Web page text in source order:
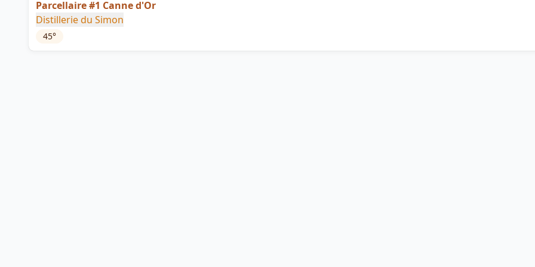
Parcellaire #1 Canne d'Or
Distillerie du Simon
45°